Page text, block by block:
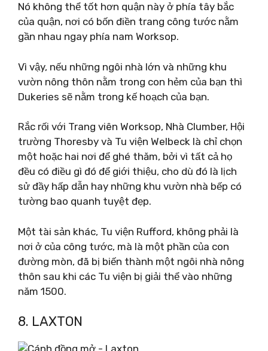
Nó không thể tốt hơn quận này ở phía tây bắc
của quận, nơi có bốn điền trang công tước nằm
gần nhau ngay phía nam Worksop.
Vì vậy, nếu những ngôi nhà lớn và những khu
vườn nông thôn nằm trong con hẻm của bạn thì
Dukeries sẽ nằm trong kế hoạch của bạn.
Rắc rối với Trang viên Worksop, Nhà Clumber, Hội
trường Thoresby và Tu viện Welbeck là chỉ chọn
một hoặc hai nơi để ghé thăm, bởi vì tất cả họ
đều có điều gì đó để giới thiệu, cho dù đó là lịch
sử đầy hấp dẫn hay những khu vườn nhà bếp có
tường bao quanh tuyệt đẹp.
Một tài sản khác, Tu viện Rufford, không phải là
nơi ở của công tước, mà là một phần của con
đường mòn, đã bị biến thành một ngôi nhà nông
thôn sau khi các Tu viện bị giải thể vào những
năm 1500.
8. LAXTON